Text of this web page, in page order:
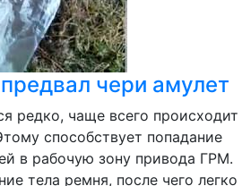
чери амулет
редко, чаще всего происходит
способствует попадание
в рабочую зону привода ГРМ.
тела ремня, после чего легко